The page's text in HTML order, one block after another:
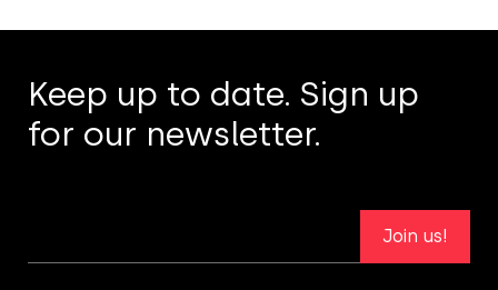
Keep up to date. Sign up
for our newsletter.
Join us!